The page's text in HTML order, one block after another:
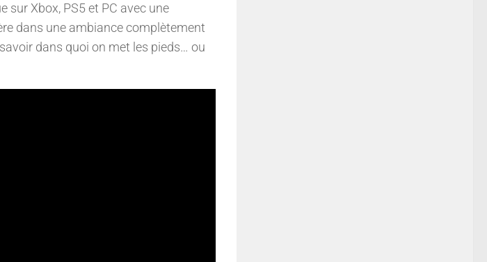
sur Xbox, PS5 et PC avec une
dans une ambiance complètement
dans quoi on met les pieds… ou